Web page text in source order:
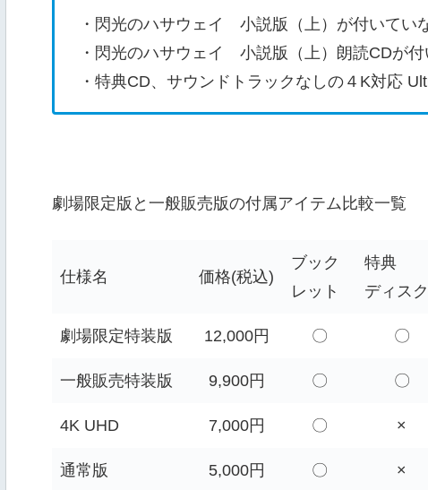
・閃光のハサウェイ 小説版（上）が付いてい
・閃光のハサウェイ 小説版（上）朗読CDが付
・特典CD、サウンドトラックなしの４K対応
劇場限定版と一般販売版の付属アイテム比較一覧
仕様名 価格(税込)
ブック
レット
特典
ディスク
劇場限定特装版 12,000円 〇 〇
一般販売特装版 9,900円 〇 〇
4K UHD 7,000円 〇 ×
通常版 5,000円 〇 ×